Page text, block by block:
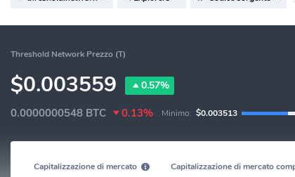
Threshold Network Prezzo (T)
$0.003559 0.57%
0.0000000548 BTC 0.13% Minimo: $0.003513
Capitalizzazione di mercato Capitalizzazione di mercato